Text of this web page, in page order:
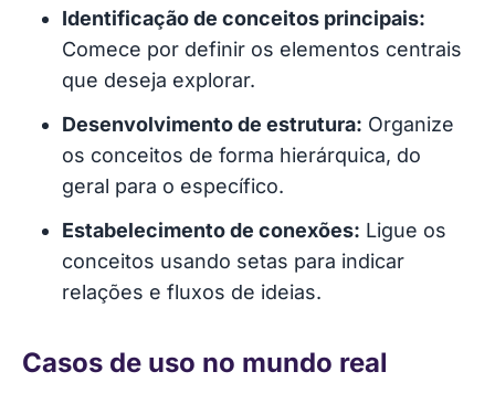
Identificação de conceitos principais:
Comece por definir os elementos centrais
que deseja explorar.
Desenvolvimento de estrutura: Organize
os conceitos de forma hierárquica, do
geral para o específico.
Estabelecimento de conexões: Ligue os
conceitos usando setas para indicar
relações e fluxos de ideias.
Casos de uso no mundo real